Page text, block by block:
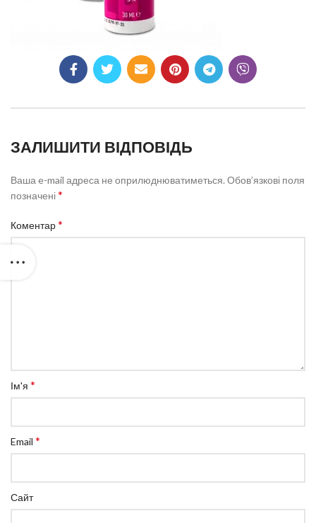
ЗАЛИШИТИ ВІДПОВІДЬ
Ваша e-mail адреса не оприлюднюватиметься. Обов’язкові поля
позначені*
Коментар*
Ім'я *
Email *
Сайт